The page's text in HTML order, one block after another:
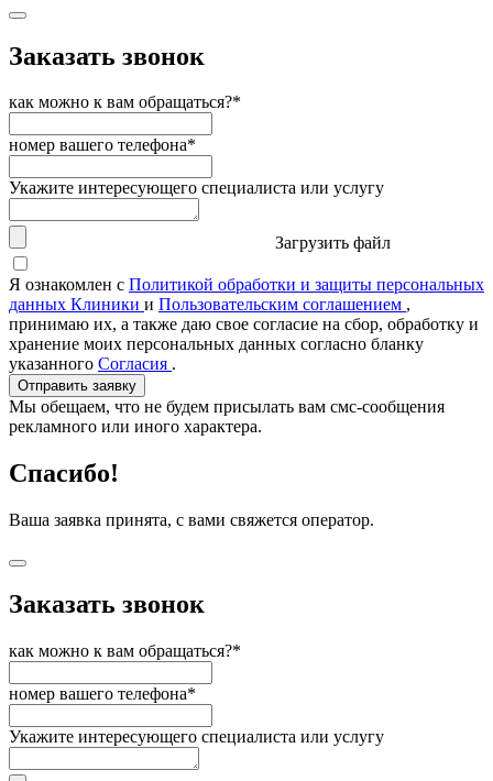
Заказать звонок
как можно к вам обращаться?*
номер вашего телефона*
Укажите интересующего специалиста или услугу
Загрузить файл
Я ознакомлен с Политикой обработки и защиты персональных
данных Клиники и Пользовательским соглашением ,
принимаю их, а также даю свое согласие на сбор, обработку и
хранение моих персональных данных согласно бланку
указанного Согласия .
Отправить заявку
Мы обещаем, что не будем присылать вам смс-сообщения
рекламного или иного характера.
Спасибо!
Ваша заявка принята, с вами свяжется оператор.
Заказать звонок
как можно к вам обращаться?*
номер вашего телефона*
Укажите интересующего специалиста или услугу